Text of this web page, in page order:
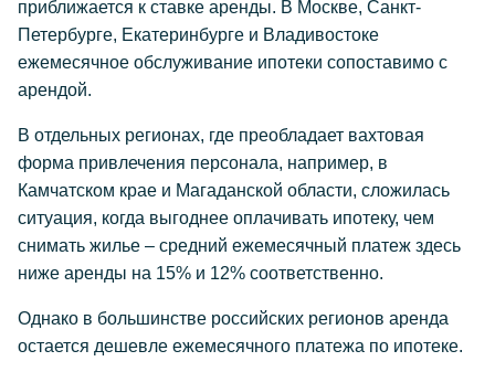
приближается к ставке аренды. В Москве, Санкт-
Петербурге, Екатеринбурге и Владивостоке
ежемесячное обслуживание ипотеки сопоставимо с
арендой.
В отдельных регионах, где преобладает вахтовая
форма привлечения персонала, например, в
Камчатском крае и Магаданской области, сложилась
ситуация, когда выгоднее оплачивать ипотеку, чем
снимать жилье – средний ежемесячный платеж здесь
ниже аренды на 15% и 12% соответственно.
Однако в большинстве российских регионов аренда
остается дешевле ежемесячного платежа по ипотеке.